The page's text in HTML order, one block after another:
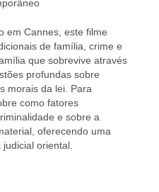
em Cannes, este filme
de família, crime e
que sobrevive através
profundas sobre
morais da lei. Para
como fatores
e sobre a
oferecendo uma
oriental.